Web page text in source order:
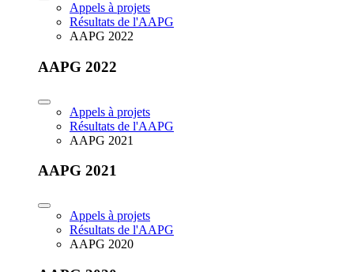
Appels à projets
Résultats de l'AAPG
AAPG 2022
AAPG 2022
Appels à projets
Résultats de l'AAPG
AAPG 2021
AAPG 2021
Appels à projets
Résultats de l'AAPG
AAPG 2020